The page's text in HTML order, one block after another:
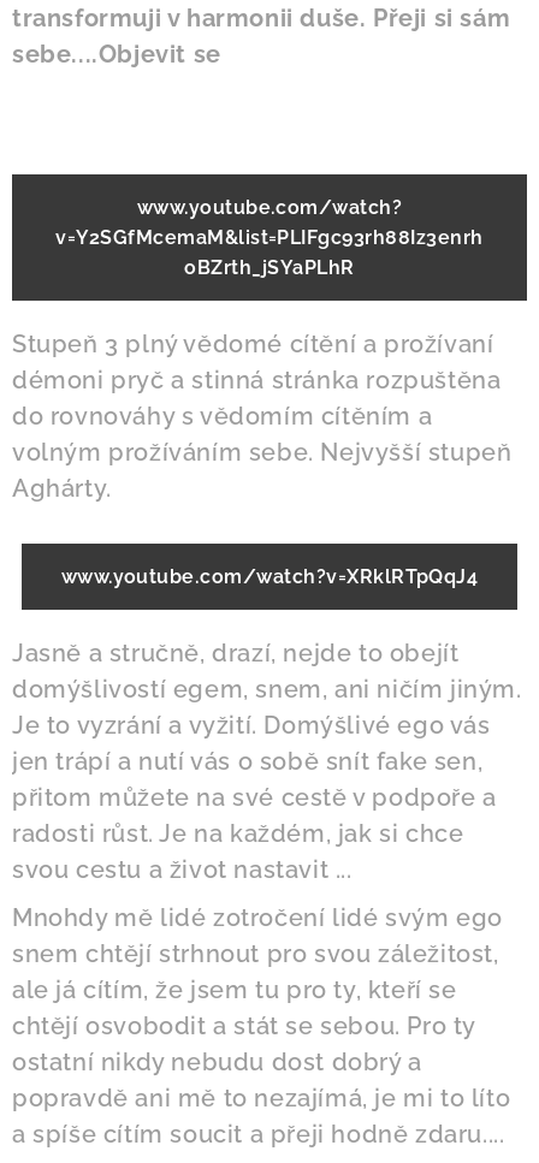
transformuji v harmonii duše. Přeji si sám
sebe....Objevit se
www.youtube.com/watch?
v=Y2SGfMcemaM&list=PLIFgc93rh88Iz3enrh
oBZrth_jSYaPLhR
Stupeň 3 plný vědomé cítění a prožívaní
démoni pryč a stinná stránka rozpuštěna
do rovnováhy s vědomím cítěním a
volným prožíváním sebe. Nejvyšší stupeň
Aghárty.
www.youtube.com/watch?v=XRklRTpQqJ4
Jasně a stručně, drazí, nejde to obejít
domýšlivostí egem, snem, ani ničím jiným.
Je to vyzrání a vyžití. Domýšlivé ego vás
jen trápí a nutí vás o sobě snít fake sen,
přitom můžete na své cestě v podpoře a
radosti růst. Je na každém, jak si chce
svou cestu a život nastavit ...
Mnohdy mě lidé zotročení lidé svým ego
snem chtějí strhnout pro svou záležitost,
ale já cítím, že jsem tu pro ty, kteří se
chtějí osvobodit a stát se sebou. Pro ty
ostatní nikdy nebudu dost dobrý a
popravdě ani mě to nezajímá, je mi to líto
a spíše cítím soucit a přeji hodně zdaru....